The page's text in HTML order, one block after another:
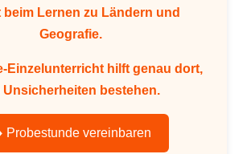
beim Lernen zu Ländern und
Geografie.
Einzelunterricht hilft genau dort,
Unsicherheiten bestehen.
vereinbaren